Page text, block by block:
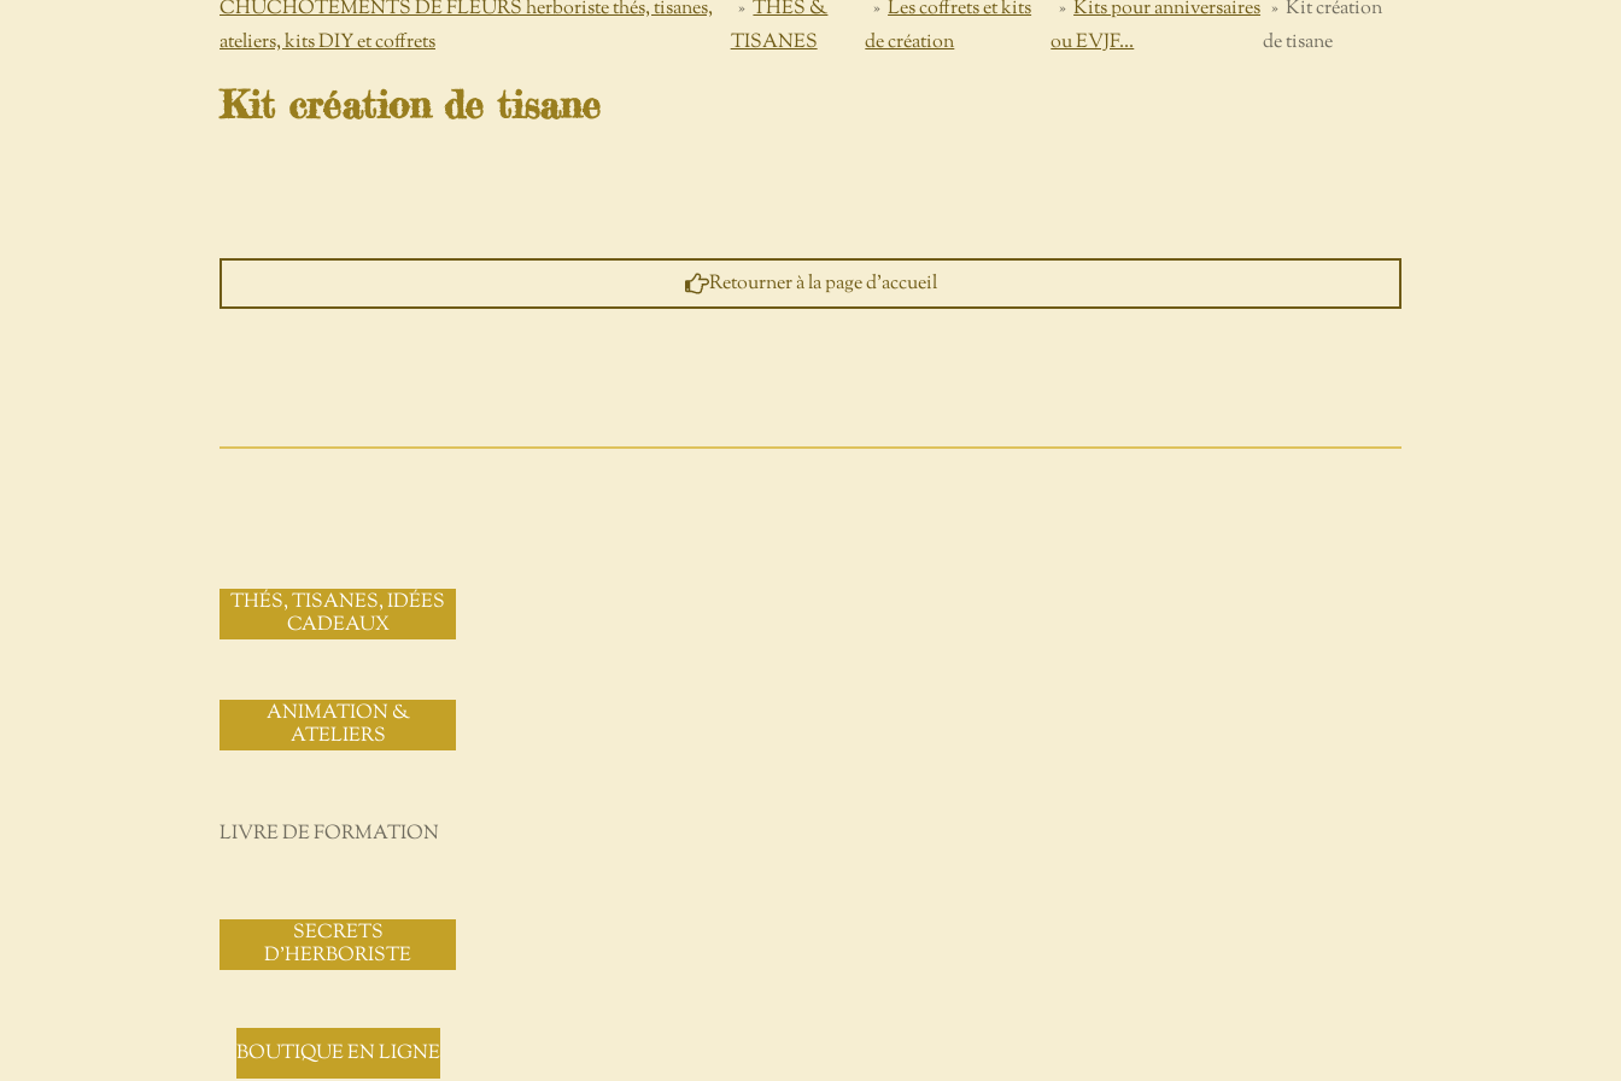
CHUCHOTEMENTS DE FLEURS herboriste thés, tisanes,
ateliers, kits DIY et coffrets
» THES &
TISANES
» Les coffrets et kits
de création
» Kits pour anniversaires
ou EVJF...
» Kit création
de tisane
Kit création de tisane
Retourner à la page d'accueil
THÉS, TISANES, IDÉES
CADEAUX
ANIMATION &
ATELIERS
LIVRE DE FORMATION
SECRETS
D'HERBORISTE
BOUTIQUE EN LIGNE